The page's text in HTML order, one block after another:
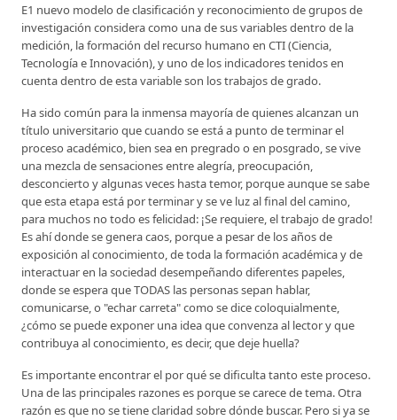
E1 nuevo modelo de clasificación y reconocimiento de grupos de
investigación considera como una de sus variables dentro de la
medición, la formación del recurso humano en CTI (Ciencia,
Tecnología e Innovación), y uno de los indicadores tenidos en
cuenta dentro de esta variable son los trabajos de grado.
Ha sido común para la inmensa mayoría de quienes alcanzan un
título universitario que cuando se está a punto de terminar el
proceso académico, bien sea en pregrado o en posgrado, se vive
una mezcla de sensaciones entre alegría, preocupación,
desconcierto y algunas veces hasta temor, porque aunque se sabe
que esta etapa está por terminar y se ve luz al final del camino,
para muchos no todo es felicidad: ¡Se requiere, el trabajo de grado!
Es ahí donde se genera caos, porque a pesar de los años de
exposición al conocimiento, de toda la formación académica y de
interactuar en la sociedad desempeñando diferentes papeles,
donde se espera que TODAS las personas sepan hablar,
comunicarse, o "echar carreta" como se dice coloquialmente,
¿cómo se puede exponer una idea que convenza al lector y que
contribuya al conocimiento, es decir, que deje huella?
Es importante encontrar el por qué se dificulta tanto este proceso.
Una de las principales razones es porque se carece de tema. Otra
razón es que no se tiene claridad sobre dónde buscar. Pero si ya se